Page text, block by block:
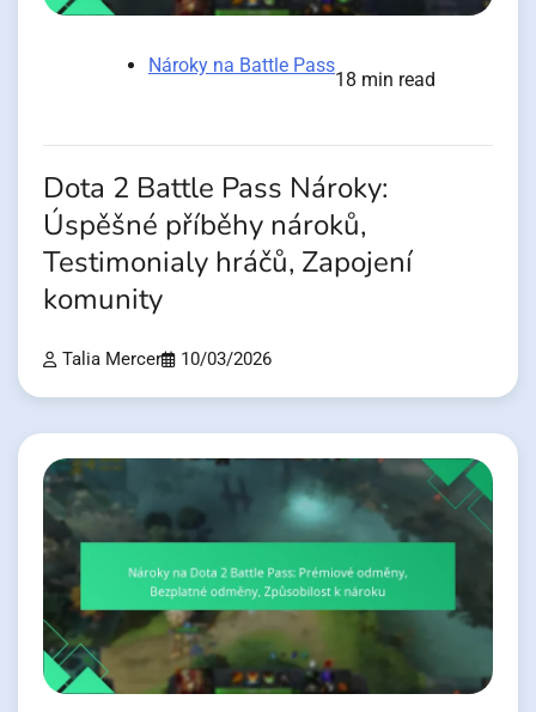
Nároky na Battle Pass
18 min read
Dota 2 Battle Pass Nároky:
Úspěšné příběhy nároků,
Testimonialy hráčů, Zapojení
komunity
Talia Mercer 10/03/2026